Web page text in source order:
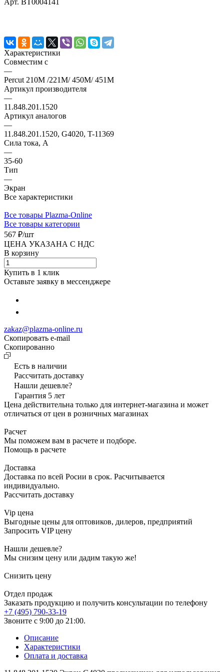
Характеристики
Совместим с
—
Percut 210M /221M/ 450M/ 451M
Артикул производителя
—
11.848.201.1520
Артикул аналогов
—
11.848.201.1520, G4020, T-11369
Сила тока, А
—
35-60
Тип
—
Экран
Все характеристики
Все товары Plazma-Online
Все товары категории
567 ₽/шт
ЦЕНА УКАЗАНА С НДС
В корзину
Купить в 1 клик
Оставьте заявку в мессенджере
zakaz@plazma-online.ru
Скопировать e-mail
Cкопированно
Есть в наличии
Рассчитать доставку
Нашли дешевле?
Гарантия 5 лет
Цена действительна только для интернет-магазина и может
отличаться от цен в розничных магазинах
Расчет
Мы поможем вам в расчете и подборе.
Помощь в расчете
Доставка
Доставка по всей Росии в срок. Расчитывается
индивидуально.
Рассчитать доставку
Vip цена
Выгодные цены для оптовиков, дилеров, предприятий
Запросить VIP цену
Нашли дешевле?
Мы снизим цену или дадим такую же!
Снизить цену
Отдел продаж
Заказать продукцию и получить консультации по телефону
+7 (495) 790-33-19
Звоните с 9:00 до 21:00.
Описание
Характеристики
Оплата и доставка